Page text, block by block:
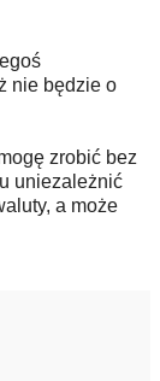
nie będzie o
zrobić bez
uniezależnić
a może